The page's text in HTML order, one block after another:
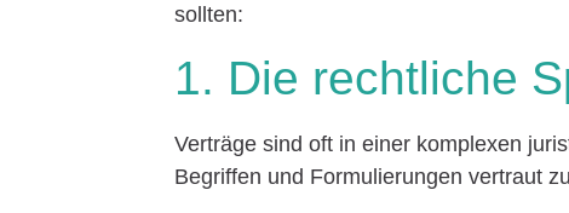
sollten:
1. Die rechtliche
Verträge sind oft in einer komplexen
Begriffen und Formulierungen vertraut